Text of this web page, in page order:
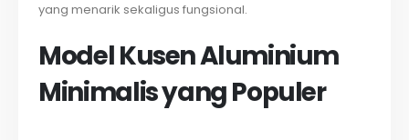
yang menarik sekaligus fungsional.
Model Kusen Aluminium
Minimalis yang Populer